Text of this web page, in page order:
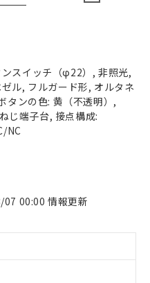
スイッチ（φ22）, 非照光,
ル, フルガード形, オルタネ
タンの色: 黄（不透明）,
じ端子台, 接点構成:
NC
00:00 情報更新